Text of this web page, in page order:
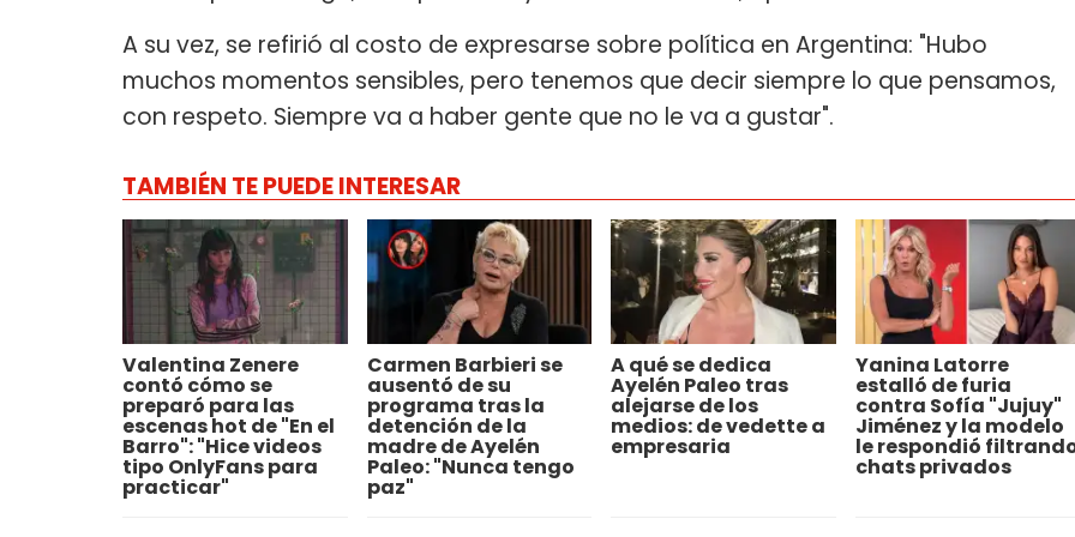
A su vez, se refirió al costo de expresarse sobre política en Argentina: "Hubo
muchos momentos sensibles, pero tenemos que decir siempre lo que pensamos,
con respeto. Siempre va a haber gente que no le va a gustar".
TAMBIÉN TE PUEDE INTERESAR
Valentina Zenere
contó cómo se
preparó para las
escenas hot de "En el
Barro": "Hice videos
tipo OnlyFans para
practicar"
Carmen Barbieri se
ausentó de su
programa tras la
detención de la
madre de Ayelén
Paleo: "Nunca tengo
paz"
A qué se dedica
Ayelén Paleo tras
alejarse de los
medios: de vedette a
empresaria
Yanina Latorre
estalló de furia
contra Sofía "Jujuy"
Jiménez y la modelo
le respondió
chats privados